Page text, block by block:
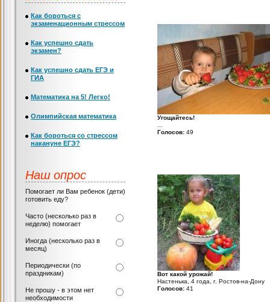
Угощайтесь!
Голосов: 49
Вот какой урожай!
Настенька, 4 года, г. Ростов-на-Дону
Голосов: 41
Как бороться с
экзаменационным стрессом
Как успешно сдать
экзамен?
Как успешно сдать ЕГЭ и
ГИА
Математика на 5! Легко!
Олимпийская математика
Как бороться со стрессом
накануне ЕГЭ?
Наш опрос
Помогает ли Вам ребенок (дети)
готовить еду?
Часто (несколько раз в
неделю) помогает
Иногда (несколько раз в
месяц)
Периодически (по
праздникам)
Не прошу - в этом нет
необходимости